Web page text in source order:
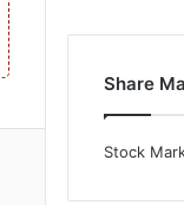
Share
Stock